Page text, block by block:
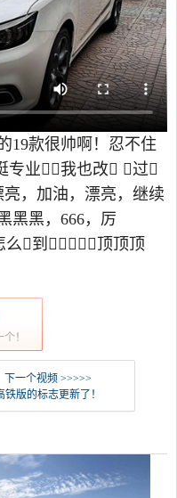
19款很帅啊！忍不住
专业，我也改 过
，加油，漂亮，继续
黑黑，666，厉
到？？？，顶顶顶
！
下一个视频 >>>>>
铁版的标志更新了！